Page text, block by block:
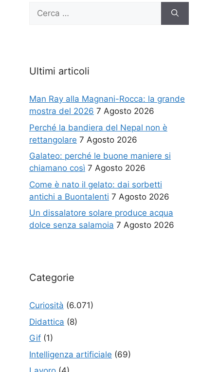
Ricerca
Ultimi articoli
Man Ray alla Magnani-Rocca: la grande
mostra del 2026 7 Agosto 2026
Perché la bandiera del Nepal non è
rettangolare 7 Agosto 2026
Galateo: perché le buone maniere si
chiamano così 7 Agosto 2026
Come è nato il gelato: dai sorbetti
antichi a Buontalenti 7 Agosto 2026
Un dissalatore solare produce acqua
dolce senza salamoia 7 Agosto 2026
Categorie
Curiosità (6.071)
Didattica (8)
Gif (1)
Intelligenza artificiale (69)